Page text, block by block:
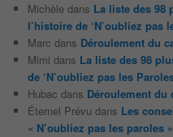
Michèle dans La liste des 98
l’histoire de ‘N’oubliez pas
Marc dans Déroulement du
Mimi dans La liste des 98
de ‘N’oubliez pas les
Hubac dans Déroulement du
Éternel Prévu dans Les
« N’oubliez pas les paroles